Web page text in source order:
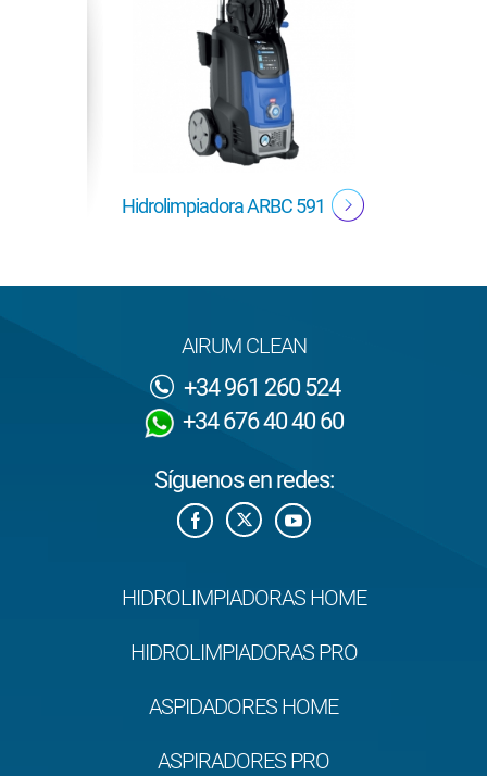
Hidrolimpiadora ARBC 591
AIRUM CLEAN
+34 961 260 524
+34 676 40 40 60
Síguenos en redes:
HIDROLIMPIADORAS HOME
HIDROLIMPIADORAS PRO
ASPIDADORES HOME
ASPIRADORES PRO